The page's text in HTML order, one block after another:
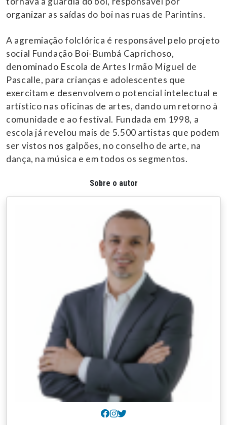
organizar as saídas do boi nas ruas de Parintins.
A agremiação folclórica é responsável pelo projeto
social Fundação Boi-Bumbá Caprichoso,
denominado Escola de Artes Irmão Miguel de
Pascalle, para crianças e adolescentes que
exercitam e desenvolvem o potencial intelectual e
artístico nas oficinas de artes, dando um retorno à
comunidade e ao festival. Fundada em 1998, a
escola já revelou mais de 5.500 artistas que podem
ser vistos nos galpões, no conselho de arte, na
dança, na música e em todos os segmentos.
Sobre o autor